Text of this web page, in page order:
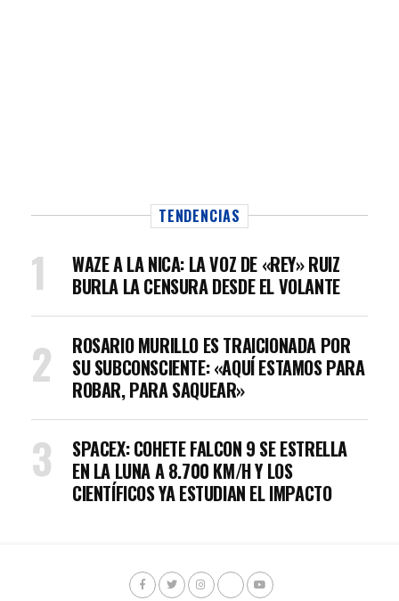
TENDENCIAS
WAZE A LA NICA: LA VOZ DE «REY» RUIZ
BURLA LA CENSURA DESDE EL VOLANTE
ROSARIO MURILLO ES TRAICIONADA POR
SU SUBCONSCIENTE: «AQUÍ ESTAMOS PARA
ROBAR, PARA SAQUEAR»
SPACEX: COHETE FALCON 9 SE ESTRELLA
EN LA LUNA A 8.700 KM/H Y LOS
CIENTÍFICOS YA ESTUDIAN EL IMPACTO